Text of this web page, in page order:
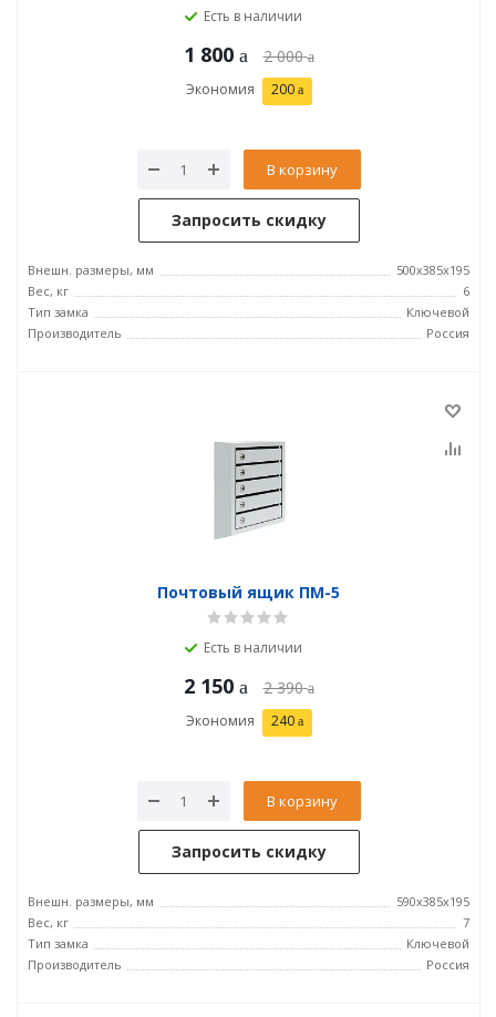
Есть в наличии
1 800 2 000
Экономия 200
В корзину
Запросить скидку
Внешн. размеры, мм
500х385х195
Вес, кг
6
Тип замка
Ключевой
Производитель
Россия
Почтовый ящик ПМ-5
Есть в наличии
2 150 2 390
Экономия 240
В корзину
Запросить скидку
Внешн. размеры, мм
590х385х195
Вес, кг
7
Тип замка
Ключевой
Производитель
Россия